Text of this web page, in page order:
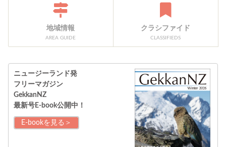
地域情報
AREA GUIDE
クラシファイド
CLASSIFIEDS
ニュージーランド発
フリーマガジン
GekkanNZ
最新号E-book公開中！
E-bookを見る＞